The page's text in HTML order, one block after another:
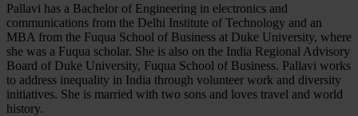
Pallavi has a Bachelor of Engineering in electronics and
communications from the Delhi Institute of Technology and an
MBA from the Fuqua School of Business at Duke University, where
she was a Fuqua scholar. She is also on the India Regional Advisory
Board of Duke University, Fuqua School of Business. Pallavi works
to address inequality in India through volunteer work and diversity
initiatives. She is married with two sons and loves travel and world
history.